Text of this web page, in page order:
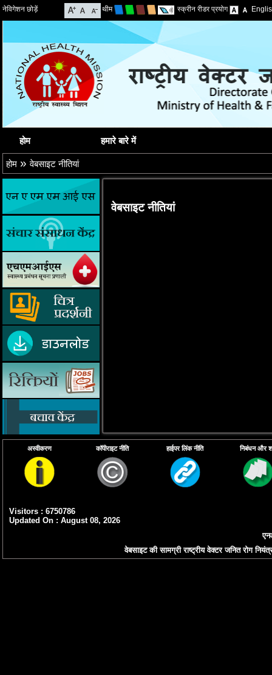
नेविगेशन छोड़ें थीम स्क्रीन रीडर प्रयोग
होम हमारे बारे में
होम »वेबसाइट नीतियां
वेबसाइट नीतियां
अस्वीकरण कॉपीराइट नीति हाईपर लिंक नीति निबंधन और
Visitors : 6750786
Updated On : August 08, 2026
वेबसाइट की सामग्री राष्ट्रीय वेक्टर जनित रोग